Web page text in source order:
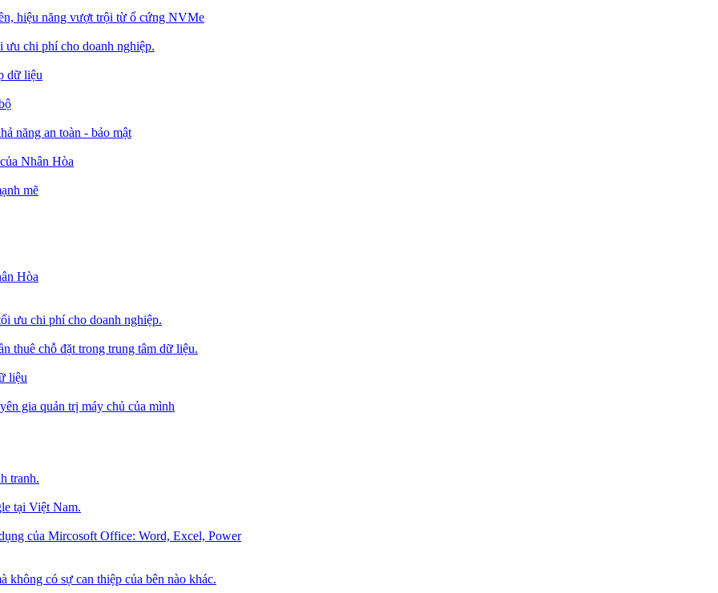
hiệu năng vượt trội từ ổ cứng NVMe
ưu chi phí cho doanh nghiệp.
dữ liệu
năng an toàn - bảo mật
Nhân Hòa
mẽ
Hòa
ưu chi phí cho doanh nghiệp.
thuê chỗ đặt trong trung tâm dữ liệu.
liệu
gia quản trị máy chủ của mình
tranh.
tại Việt Nam.
của Mircosoft Office: Word, Excel, Power
không có sự can thiệp của bên nào khác.